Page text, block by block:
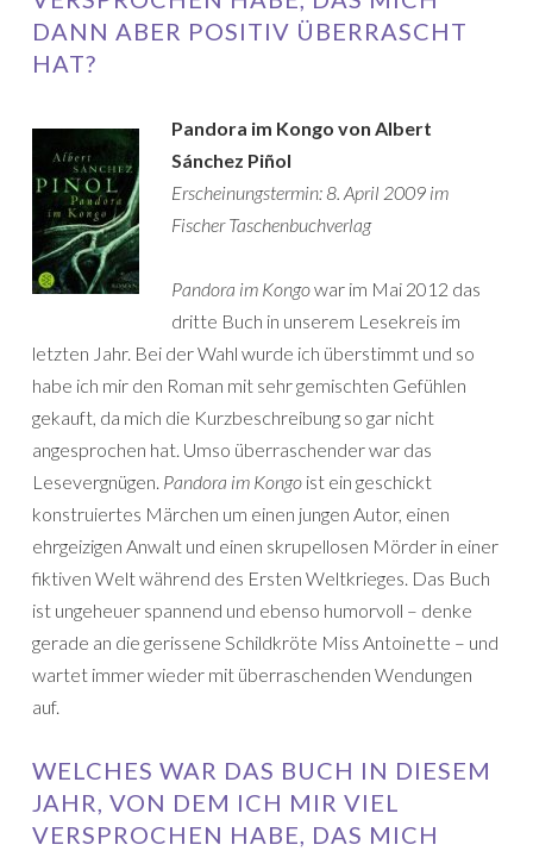
DANN ABER POSITIV ÜBERRASCHT
HAT?
Pandora im Kongo von Albert
Sánchez Piñol
Erscheinungstermin: 8. April 2009 im
Fischer Taschenbuchverlag
Pandora im Kongowar im Mai 2012 das
dritte Buch in unserem Lesekreis im
letzten Jahr. Bei der Wahl wurde ich überstimmt und so
habe ich mir den Roman mit sehr gemischten Gefühlen
gekauft, da mich die Kurzbeschreibung so gar nicht
angesprochen hat. Umso überraschender war das
Lesevergnügen. Pandora im Kongo ist ein geschickt
konstruiertes Märchen um einen jungen Autor, einen
ehrgeizigen Anwalt und einen skrupellosen Mörder in einer
fiktiven Welt während des Ersten Weltkrieges. Das Buch
ist ungeheuer spannend und ebenso humorvoll – denke
gerade an die gerissene Schildkröte Miss Antoinette – und
wartet immer wieder mit überraschenden Wendungen
auf.
WELCHES WAR DAS BUCH IN DIESEM
JAHR, VON DEM ICH MIR VIEL
VERSPROCHEN HABE, DAS MICH